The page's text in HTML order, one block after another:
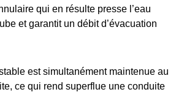
qui en résulte presse l’eau
et garantit un débit d’évacuation
est simultanément maintenue au
ce qui rend superflue une conduite